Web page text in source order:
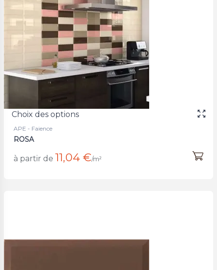
Choix des options
APE - Faience
ROSA
à partir de 11,04 €/m²